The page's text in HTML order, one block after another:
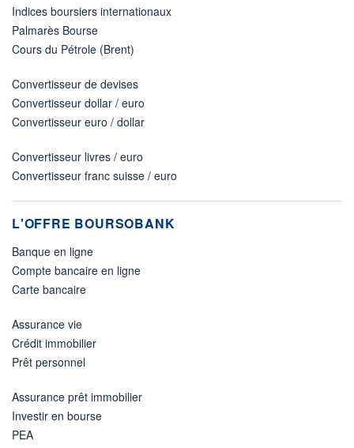
Indices boursiers internationaux
Palmarès Bourse
Cours du Pétrole (Brent)
Convertisseur de devises
Convertisseur dollar / euro
Convertisseur euro / dollar
Convertisseur livres / euro
Convertisseur franc suisse / euro
L'OFFRE BOURSOBANK
Banque en ligne
Compte bancaire en ligne
Carte bancaire
Assurance vie
Crédit immobilier
Prêt personnel
Assurance prêt immobilier
Investir en bourse
PEA